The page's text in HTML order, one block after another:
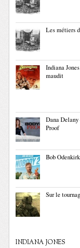
Les métiers
Indiana
maudit
Dana
Proof
Bob
Sur le
INDIANA JONES